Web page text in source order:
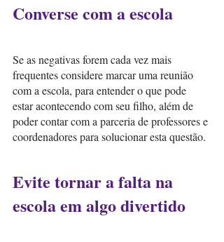
Converse com a escola
Se as negativas forem cada vez mais
frequentes considere marcar uma reunião
com a escola, para entender o que pode
estar acontecendo com seu filho, além de
poder contar com a parceria de professores e
coordenadores para solucionar esta questão.
Evite tornar a falta na
escola em algo divertido